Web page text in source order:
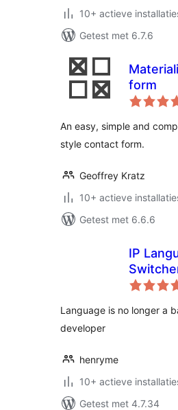
10+ actieve
Getest met 6.7.6
form
An easy, simple and
style contact form.
Geoffrey Kratz
10+ actieve
Getest met 6.6.6
IP
Language is no longer a
developer
henryme
10+ actieve
Getest met 4.7.34